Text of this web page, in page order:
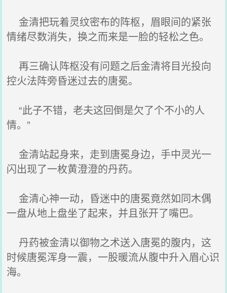
金清把玩着灵纹密布的阵枢，眉眼间的紧张
情绪尽数消失，换之而来是一脸的轻松之色。
再三确认阵枢没有问题之后金清将目光投向
控火法阵旁昏迷过去的唐冕。
“此子不错，老夫这回倒是欠了个不小的人
情。”
金清站起身来，走到唐冕身边，手中灵光一
闪出现了一枚黄澄澄的丹药。
金清心神一动，昏迷中的唐冕竟然如同木偶
一盘从地上盘坐了起来，并且张开了嘴巴。
丹药被金清以御物之术送入唐冕的腹内，这
时候唐冕浑身一震，一股暖流从腹中升入眉心识
海。